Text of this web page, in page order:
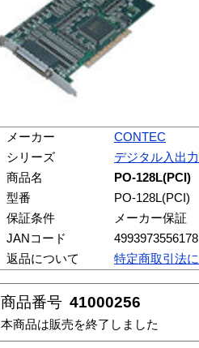
メーカー
CONTEC
シリーズ
デジタル入出
商品名
PO-
型番
PO-128L(PCI)
保証条件
メーカー保証
JANコード
4993973556178
返品について
特定商取引法
商品番号 41000256
本商品は販売を終了しました